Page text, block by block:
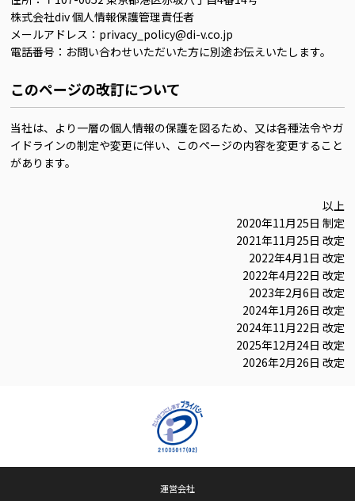
株式会社div 個人情報保護管理責任者
メールアドレス：privacy_policy@di-v.co.jp
電話番号：お問い合わせいただいた方に別途お伝えいたします。
このページの改訂について
当社は、より一層の個人情報の保護を図るため、又は各種法令やガ
イドラインの制定や変更に伴い、このページの内容を変更すること
があります。
以上
2020年11月25日 制定
2021年11月25日 改定
2022年4月1日 改定
2022年4月22日 改定
2023年2月6日 改定
2024年1月26日 改定
2024年11月22日 改定
2025年12月24日 改定
2026年2月26日 改定
運営会社